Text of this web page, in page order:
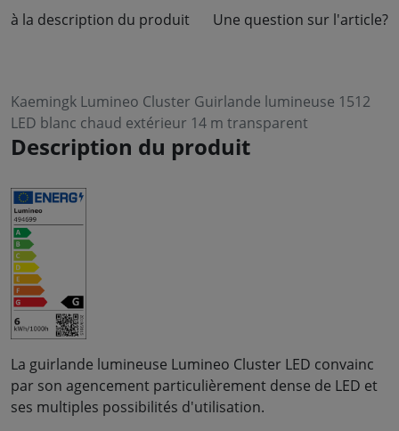
à la description du produit Une question sur l'article?
Kaemingk Lumineo Cluster Guirlande lumineuse 1512
LED blanc chaud extérieur 14 m transparent
Description du produit
La guirlande lumineuse Lumineo Cluster LED convainc
par son agencement particulièrement dense de LED et
ses multiples possibilités d'utilisation.